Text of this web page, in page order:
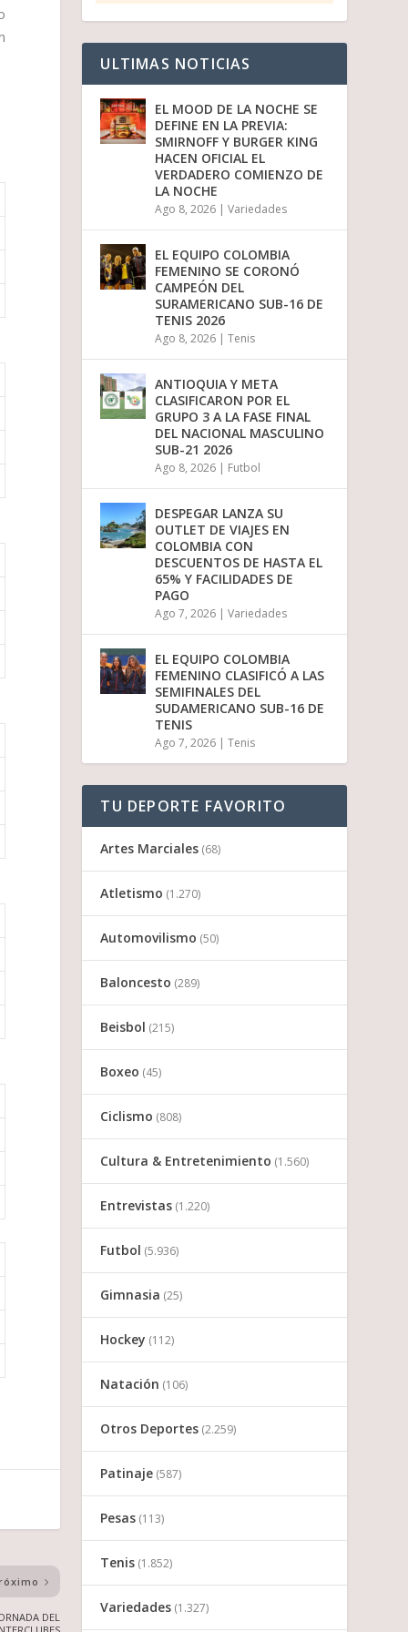
DEL
ULTIMAS NOTICIAS
EL MOOD DE LA NOCHE SE
DEFINE EN LA PREVIA:
SMIRNOFF Y BURGER KING
HACEN OFICIAL EL
VERDADERO COMIENZO DE
LA NOCHE
Ago 8, 2026 |Variedades
EL EQUIPO COLOMBIA
FEMENINO SE CORONÓ
CAMPEÓN DEL
SURAMERICANO SUB-16 DE
TENIS 2026
Ago 8, 2026 |Tenis
ANTIOQUIA Y META
CLASIFICARON POR EL
GRUPO 3 A LA FASE FINAL
DEL NACIONAL MASCULINO
SUB-21 2026
Ago 8, 2026 | Futbol
DESPEGAR LANZA SU
OUTLET DE VIAJES EN
COLOMBIA CON
DESCUENTOS DE HASTA EL
65% Y FACILIDADES DE
PAGO
Ago 7, 2026 |Variedades
EL EQUIPO COLOMBIA
FEMENINO CLASIFICÓ A LAS
SEMIFINALES DEL
SUDAMERICANO SUB-16 DE
TENIS
Ago 7, 2026 |Tenis
TU DEPORTE FAVORITO
Artes Marciales (68)
Atletismo (1.270)
Automovilismo (50)
Baloncesto (289)
Beisbol (215)
Boxeo (45)
Ciclismo (808)
Cultura & Entretenimiento (1.560)
Entrevistas (1.220)
Futbol (5.936)
Gimnasia (25)
Hockey (112)
Natación (106)
Otros Deportes (2.259)
Patinaje (587)
Pesas (113)
Tenis (1.852)
Variedades (1.327)